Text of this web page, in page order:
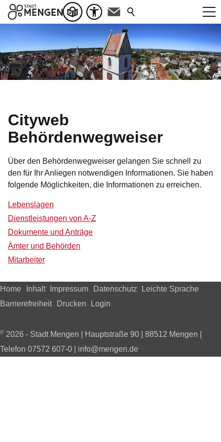
Cityweb
Behördenwegweiser
Über den Behördenwegweiser gelangen Sie schnell zu
den für Ihr Anliegen notwendigen Informationen. Sie haben
folgende Möglichkeiten, die Informationen zu erreichen.
Lebenslagen
Dienstleistungen von A-Z
Dokumente und Anträge
Ämter und Behörden
Mitarbeiter
Home Inhalt Impressum Datenschutz
Leichte Sprache
Barrierefreiheit
Drucken Login
© 2026 - Stadt Mengen | Hauptstraße 90 | 88512 Mengen |
Telefon 07572 607-0 | info@mengen.de